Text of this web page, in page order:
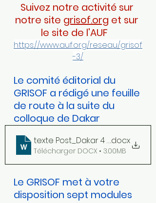
Suivez notre activité sur
notre site grisof.org et sur
le site de l'AUF
https://www.auf.org/reseau/grisof
-3/
Le comité éditorial du
GRISOF a rédigé une feuille
de route à la suite du
colloque de Dakar
texte Post_Dakar 4 février
.docx
Télécharger DOCX • 3.00MB
Le GRISOF met à votre
disposition sept modules